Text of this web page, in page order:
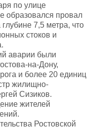
по улице
образовался провал
7,5 метра, что
стоков и
аварии были
на-Дону,
и более 20 единиц
жилищно-
Сизиков.
жителей
Ростовской